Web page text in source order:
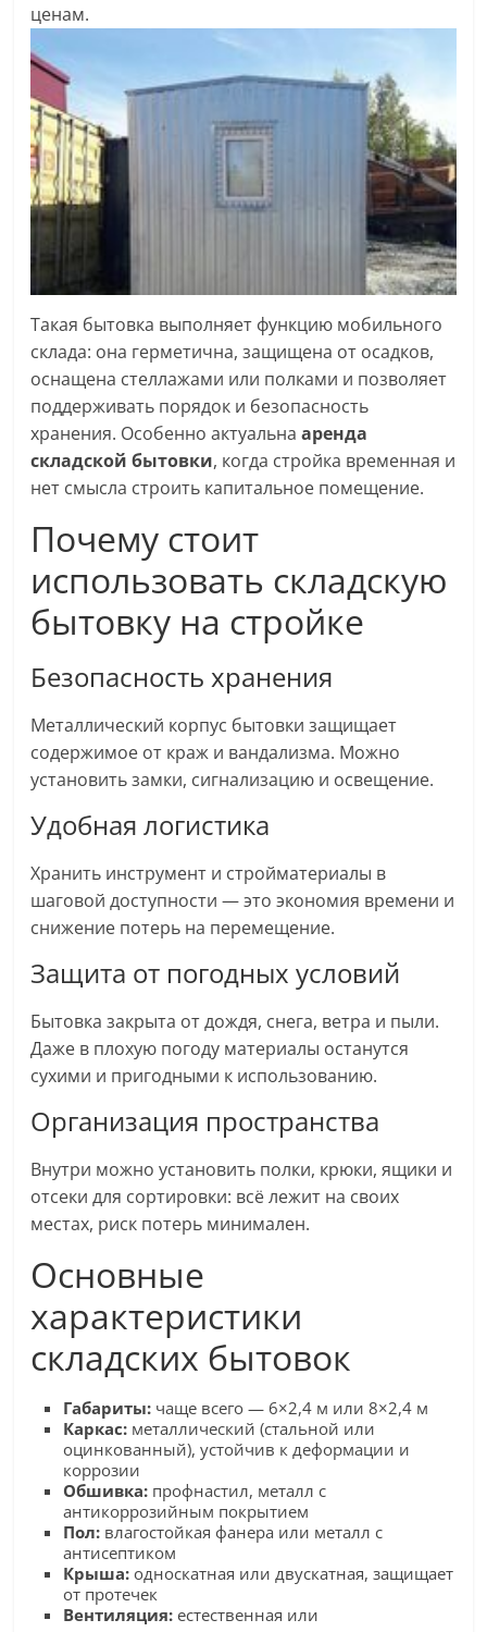
ценам.
Такая бытовка выполняет функцию мобильного
склада: она герметична, защищена от осадков,
оснащена стеллажами или полками и позволяет
поддерживать порядок и безопасность
хранения. Особенно актуальнааренда
складской бытовки, когда стройка временная и
нет смысла строить капитальное помещение.
Почему стоит
использовать складскую
бытовку на стройке
Безопасность хранения
Металлический корпус бытовки защищает
содержимое от краж и вандализма. Можно
установить замки, сигнализацию и освещение.
Удобная логистика
Хранить инструмент и стройматериалы в
шаговой доступности — это экономия времени и
снижение потерь на перемещение.
Защита от погодных условий
Бытовка закрыта от дождя, снега, ветра и пыли.
Даже в плохую погоду материалы останутся
сухими и пригодными к использованию.
Организация пространства
Внутри можно установить полки, крюки, ящики и
отсеки для сортировки: всё лежит на своих
местах, риск потерь минимален.
Основные
характеристики
складских бытовок
Габариты: чаще всего — 6×2,4 м или 8×2,4 м
Каркас: металлический (стальной или
оцинкованный), устойчив к деформации и
коррозии
Обшивка: профнастил, металл с
антикоррозийным покрытием
Пол: влагостойкая фанера или металл с
антисептиком
Крыша: односкатная или двускатная, защищает
от протечек
Вентиляция: естественная или